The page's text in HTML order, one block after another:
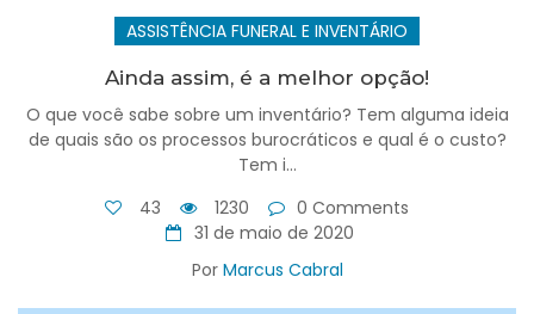
ASSISTÊNCIA FUNERAL E INVENTÁRIO
Ainda assim, é a melhor opção!
O que você sabe sobre um inventário? Tem alguma ideia
de quais são os processos burocráticos e qual é o custo?
Tem i...
43
1230
0 Comments
31 de maio de 2020
Por Marcus Cabral